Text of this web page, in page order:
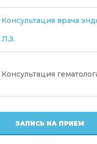
Консультация врача
Л.З.
Консультация
ЗАПИСЬ НА ПРИЕМ